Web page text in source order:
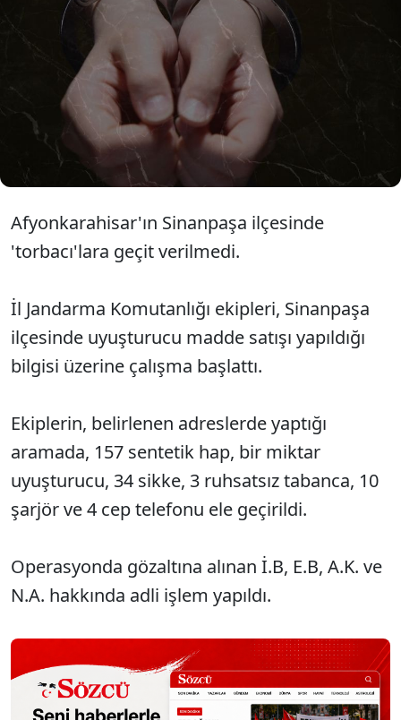
Afyonkarahisar'da 'torbacı' olarak tabir
edilen uyuşturucu satıcılarına yönelik
operasyonda dört şüpheli jandarma
ekiplerince yakalandı.
Afyonkarahisar'ın Sinanpaşa ilçesinde
'torbacı'lara geçit verilmedi.
İl Jandarma Komutanlığı ekipleri, Sinanpaşa
ilçesinde uyuşturucu madde satışı yapıldığı
bilgisi üzerine çalışma başlattı.
Ekiplerin, belirlenen adreslerde yaptığı
aramada, 157 sentetik hap, bir miktar
uyuşturucu, 34 sikke, 3 ruhsatsız tabanca, 10
şarjör ve 4 cep telefonu ele geçirildi.
Operasyonda gözaltına alınan İ.B, E.B, A.K. ve
N.A. hakkında adli işlem yapıldı.